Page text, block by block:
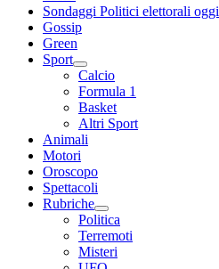
Sondaggi Politici elettorali oggi
Gossip
Green
Sport
Calcio
Formula 1
Basket
Altri Sport
Animali
Motori
Oroscopo
Spettacoli
Rubriche
Politica
Terremoti
Misteri